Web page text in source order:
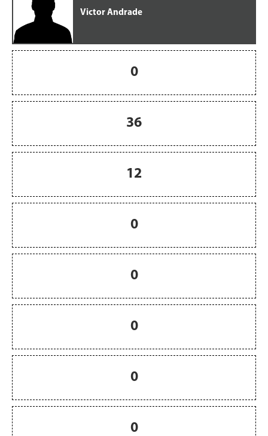
Victor Andrade
0
36
12
0
0
0
0
0